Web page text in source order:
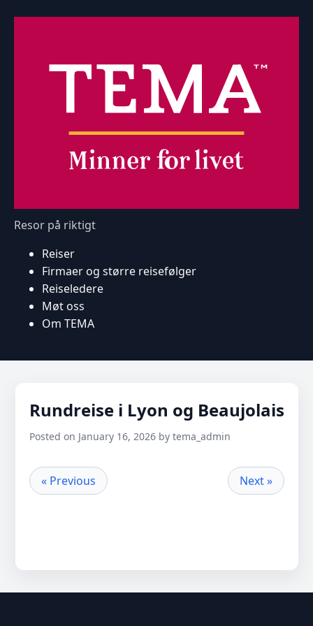
Resor på riktigt
Reiser
Firmaer og større reisefølger
Reiseledere
Møt oss
Om TEMA
Rundreise i Lyon og Beaujolais
Posted on January 16, 2026 by tema_admin
« Previous Next »